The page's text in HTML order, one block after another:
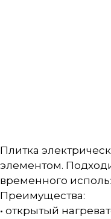
Плитка
элементом.
временного
Преимущества:
• открытый